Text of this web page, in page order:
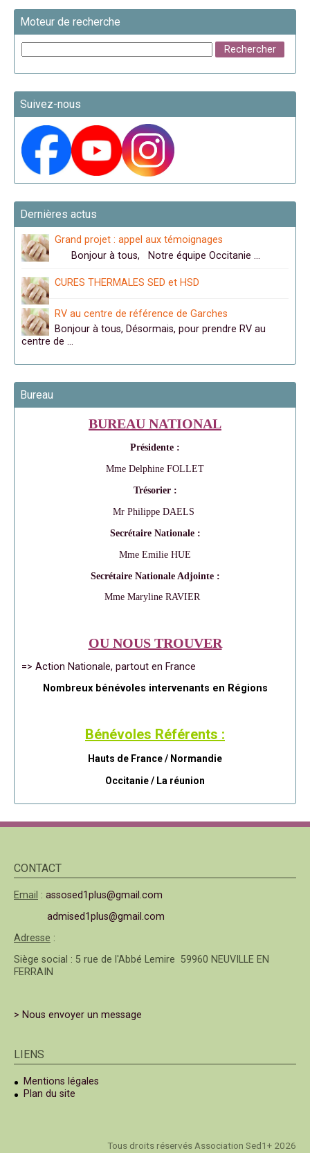
Moteur de recherche
Suivez-nous
Dernières actus
Grand projet : appel aux témoignages
Bonjour à tous, Notre équipe Occitanie …
CURES THERMALES SED et HSD
RV au centre de référence de Garches
Bonjour à tous, Désormais, pour prendre RV au
centre de …
Bureau
BUREAU NATIONAL
Présidente :
Mme Delphine FOLLET
Trésorier :
Mr Philippe DAELS
Secrétaire Nationale :
Mme Emilie HUE
Secrétaire Nationale Adjointe :
Mme Maryline RAVIER
OU NOUS TROUVER
=> Action Nationale, partout en France
Nombreux bénévoles intervenants en Régions
Bénévoles Référents :
Hauts de France / Normandie
Occitanie / La réunion
CONTACT
Email : assosed1plus@gmail.com
admised1plus@gmail.com
Adresse :
Siège social : 5 rue de l'Abbé Lemire 59960 NEUVILLE EN
FERRAIN
> Nous envoyer un message
LIENS
Mentions légales
Plan du site
Tous droits réservés Association Sed1+ 2026